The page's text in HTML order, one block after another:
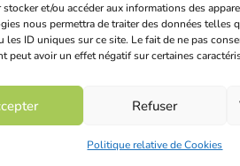
et/ou accéder aux informations des
nous permettra de traiter des données telles
les ID uniques sur ce site. Le fait de ne pas
peut avoir un effet négatif sur certaines
Refuser
Politique relative de Cookies
Contact SNK